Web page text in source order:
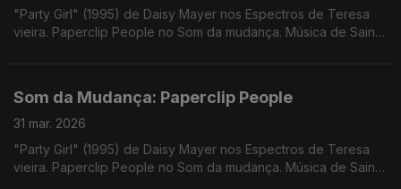
"Party Girl" (1995) de Daisy Mayer nos Espectros de Teresa
vieira. Paperclip People no Som da mudança. Música de Saint
Som da Mudança: Paperclip People
31 mar. 2026
"Party Girl" (1995) de Daisy Mayer nos Espectros de Teresa
vieira. Paperclip People no Som da mudança. Música de Saint